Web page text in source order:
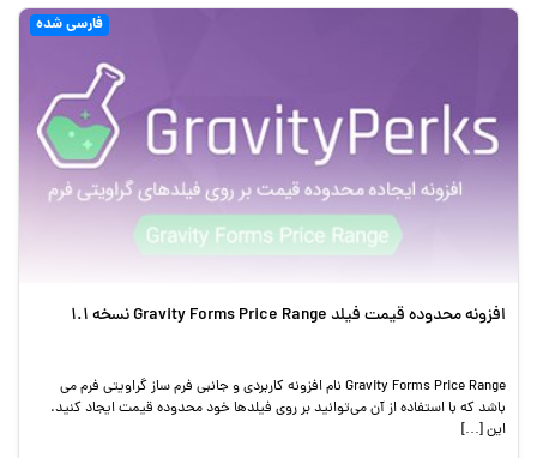
فارسی شده
افزونه محدوده قیمت فیلد Gravity Forms Price Range نسخه 1.1
Gravity Forms Price Range نام افزونه کاربردی و جانبی فرم ساز گراویتی فرم می
باشد که با استفاده از آن می‌توانید بر روی فیلدها خود محدوده قیمت ایجاد کنید.
این […]